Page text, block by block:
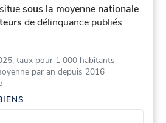
sous la moyenne nationale
de délinquance publiés
taux pour 1 000 habitants ·
par an depuis 2016